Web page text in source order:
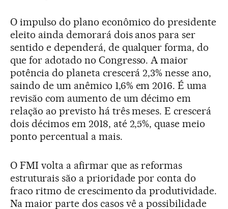
O impulso do plano econômico do presidente
eleito ainda demorará dois anos para ser
sentido e dependerá, de qualquer forma, do
que for adotado no Congresso. A maior
potência do planeta crescerá 2,3% nesse ano,
saindo de um anêmico 1,6% em 2016. É uma
revisão com aumento de um décimo em
relação ao previsto há três meses. E crescerá
dois décimos em 2018, até 2,5%, quase meio
ponto percentual a mais.
O FMI volta a afirmar que as reformas
estruturais são a prioridade por conta do
fraco ritmo de crescimento da produtividade.
Na maior parte dos casos vê a possibilidade